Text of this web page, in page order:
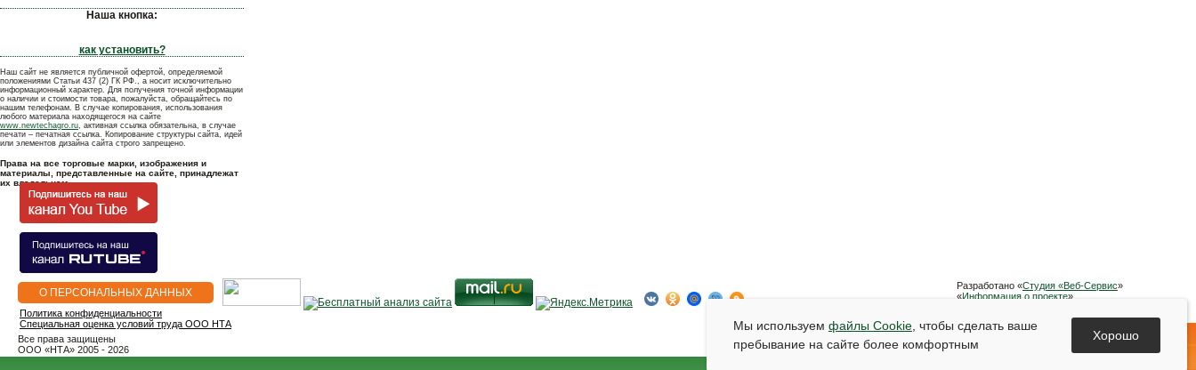
Наша кнопка:
как установить?
Наш сайт не является публичной офертой, определяемой
положениями Статьи 437 (2) ГК РФ., а носит исключительно
информационный характер. Для получения точной информации
о наличии и стоимости товара, пожалуйста, обращайтесь по
нашим телефонам. В случае копирования, использования
любого материала находящегося на сайте
www.newtechagro.ru, активная ссылка обязательна, в случае
печати – печатная ссылка. Копирование структуры сайта, идей
или элементов дизайна сайта строго запрещено.
Права на все торговые марки, изображения и
материалы, представленные на сайте, принадлежат
их владельцам.
О ПЕРСОНАЛЬНЫХ ДАННЫХ
Все права защищены
OOO «НТА» 2005 - 2026
Политика конфиденциальности
Специальная оценка условий труда ООО НТА
Разработано «Студия «Веб-Сервис»
«Информация о проекте»
Мы используем файлы Cookie , чтобы сделать ваше
пребывание на сайте более комфортным
Хорошо